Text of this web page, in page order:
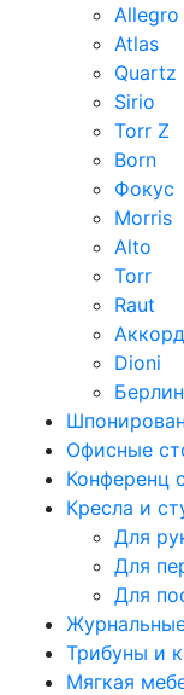
Allegro
Atlas
Quartz
Sirio
Torr Z
Born
Фокус
Morris
Alto
Torr
Raut
Аккорд
Dioni
Берлин
Офисные
Конференц
Кресла и
Для
Для
Для
Трибуны и
Мягкая